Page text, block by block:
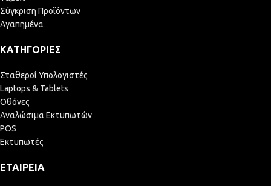
Σύγκριση Προϊόντων
Αγαπημένα
ΚΑΤΗΓΟΡΊΕΣ
Σταθεροί Υπολογιστές
Laptops & Tablets
Οθόνες
Αναλώσιμα Εκτυπωτών
POS
Εκτυπωτές
ΕΤΑΙΡΕΊΑ